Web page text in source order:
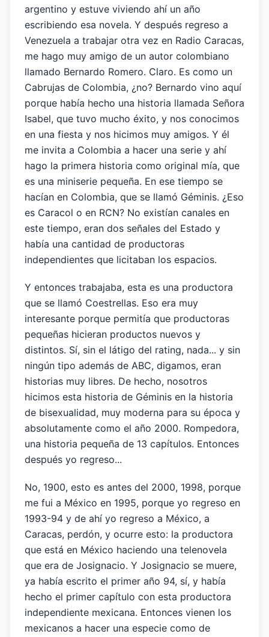
argentino y estuve viviendo ahí un año
escribiendo esa novela. Y después regreso a
Venezuela a trabajar otra vez en Radio Caracas,
me hago muy amigo de un autor colombiano
llamado Bernardo Romero. Claro. Es como un
Cabrujas de Colombia, ¿no? Bernardo vino aquí
porque había hecho una historia llamada Señora
Isabel, que tuvo mucho éxito, y nos conocimos
en una fiesta y nos hicimos muy amigos. Y él
me invita a Colombia a hacer una serie y ahí
hago la primera historia como original mía, que
es una miniserie pequeña. En ese tiempo se
hacían en Colombia, que se llamó Géminis. ¿Eso
es Caracol o en RCN? No existían canales en
este tiempo, eran dos señales del Estado y
había una cantidad de productoras
independientes que licitaban los espacios.
Y entonces trabajaba, esta es una productora
que se llamó Coestrellas. Eso era muy
interesante porque permitía que productoras
pequeñas hicieran productos nuevos y
distintos. Sí, sin el látigo del rating, nada... y sin
ningún tipo además de ABC, digamos, eran
historias muy libres. De hecho, nosotros
hicimos esta historia de Géminis en la historia
de bisexualidad, muy moderna para su época y
absolutamente como el año 2000. Rompedora,
una historia pequeña de 13 capítulos. Entonces
después yo regreso...
No, 1900, esto es antes del 2000, 1998, porque
me fui a México en 1995, porque yo regreso en
1993-94 y de ahí yo regreso a México, a
Caracas, perdón, y ocurre esto: la productora
que está en México haciendo una telenovela
que era de Josignacio. Y Josignacio se muere,
ya había escrito el primer año 94, sí, y había
hecho el primer capítulo con esta productora
independiente mexicana. Entonces vienen los
mexicanos a hacer una especie como de